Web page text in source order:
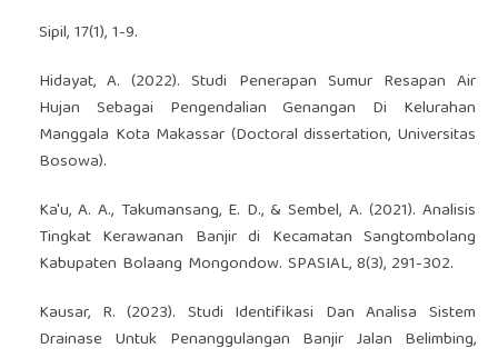
Sipil, 17(1), 1-9.
Hidayat, A. (2022). Studi Penerapan Sumur Resapan Air
Hujan Sebagai Pengendalian Genangan Di Kelurahan
Manggala Kota Makassar (Doctoral dissertation, Universitas
Bosowa).
Ka'u, A. A., Takumansang, E. D., & Sembel, A. (2021). Analisis
Tingkat Kerawanan Banjir di Kecamatan Sangtombolang
Kabupaten Bolaang Mongondow. SPASIAL, 8(3), 291-302.
Kausar, R. (2023). Studi Identifikasi Dan Analisa Sistem
Drainase Untuk Penanggulangan Banjir Jalan Belimbing,